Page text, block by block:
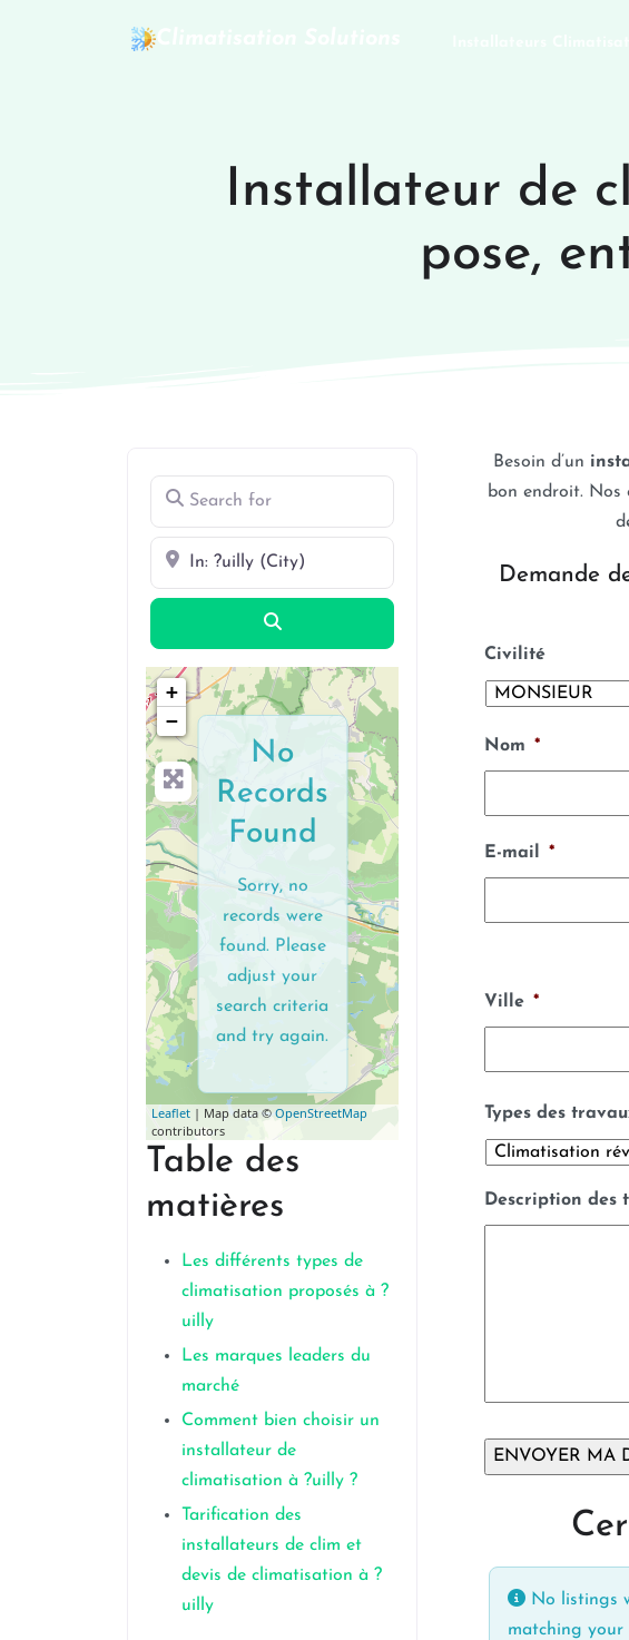
Installateur de
pose,
Search for
Near
+
−
Leaflet | Map data © OpenStreetMap
contributors
No
Records
Found
Sorry, no
records were
found. Please
adjust your
search criteria
and try again.
Table des
matières
Les différents types de
climatisation proposés à ?
uilly
Les marques leaders du
marché
Comment bien choisir un
installateur de
climatisation à ?uilly ?
Tarification des
installateurs de clim et
devis de climatisation à ?
uilly
Besoin d’un
bon endroit. Nos
Demande
Civilité
Nom *
E-mail *
Ville *
Types des
Description des
No listings
matching your